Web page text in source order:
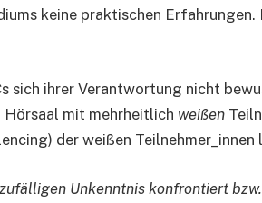
keine praktischen
sich ihrer Verantwortung nicht
Hörsaal mit mehrheitlich weißen
der weißen Teilnehmer_innen
Unkenntnis konfrontiert